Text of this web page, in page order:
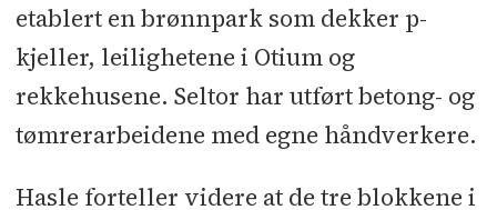
etablert en brønnpark som dekker p-
kjeller, leilighetene i Otium og
rekkehusene. Seltor har utført betong- og
tømrerarbeidene med egne håndverkere.
Hasle forteller videre at de tre blokkene i